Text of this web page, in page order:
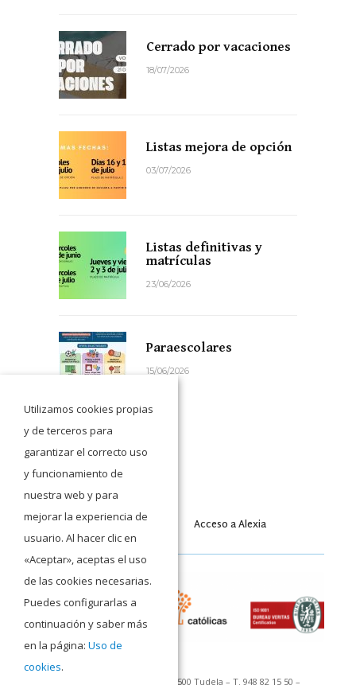
Cerrado por vacaciones
18/07/2026
Listas mejora de opción
03/07/2026
Listas definitivas y
matrículas
23/06/2026
Paraescolares
15/06/2026
Acceso a Moodle Acceso a Alexia
C/ San Francisco Javier 1 – 31500 Tudela – T. 948 82 15 50 –
Utilizamos cookies propias
y de terceros para
garantizar el correcto uso
y funcionamiento de
nuestra web y para
mejorar la experiencia de
usuario. Al hacer clic en
«Aceptar», aceptas el uso
de las cookies necesarias.
Puedes configurarlas a
continuación y saber más
en la página: Uso de
cookies.